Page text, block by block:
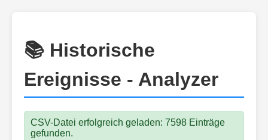
📚 Historische
Ereignisse - Analyzer
CSV-Datei erfolgreich geladen: 7598 Einträge
gefunden.